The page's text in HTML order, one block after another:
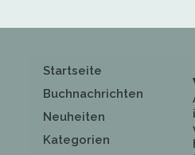
Startseite
Buchnachrichten
Neuheiten
Kategorien